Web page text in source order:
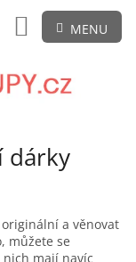
NÁKUPNÍ
KOŠÍK
dárky
a věnovat
můžete se
mají navíc